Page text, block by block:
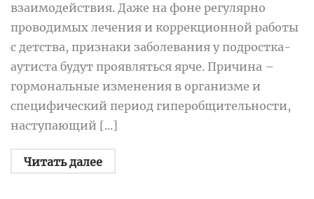
взаимодействия. Даже на фоне регулярно
проводимых лечения и коррекционной работы
с детства, признаки заболевания у подростка-
аутиста будут проявляться ярче. Причина –
гормональные изменения в организме и
специфический период гиперобщительности,
наступающий [...]
Читать далее